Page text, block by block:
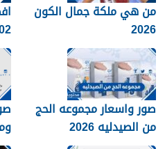
من هي ملكة جمال الكون
2026
صور واسعار مجموعه الحج
من الصيدليه 2026